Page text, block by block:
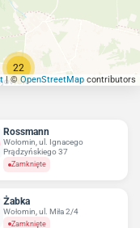
22
|© OpenStreetMap contributors
Rossmann
Wołomin, ul. Ignacego
Prądzyńskiego 37
Zamknięte
Żabka
Wołomin, ul. Miła 2/4
Zamknięte